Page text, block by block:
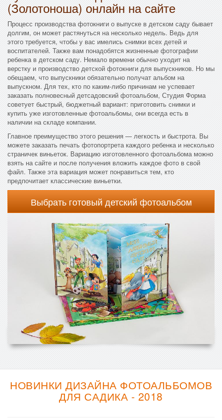
(Золотоноша) онлайн на сайте
Процесс производства фотокниги о выпуске в детском саду бывает
долгим, он может растянуться на несколько недель. Ведь для
этого требуется, чтобы у вас имелись снимки всех детей и
воспитателей. Также вам понадобятся жизненные фотографии
ребенка в детском саду. Немало времени обычно уходит на
верстку и производство детской фотокниги для выпускников. Но мы
обещаем, что выпускники обязательно получат альбом на
выпускном. Для тех, кто по каким-либо причинам не успевает
заказать полновесный детсадовский фотоальбом, Студия Форма
советует быстрый, бюджетный вариант: приготовить снимки и
купить уже изготовленные фотоальбомы, они всегда есть в
наличии на складе компании.
Главное преимущество этого решения — легкость и быстрота. Вы
можете заказать печать фотопортрета каждого ребенка и несколько
страничек виньеток. Вариацию изготовленного фотоальбома можно
взять на сайте и после получения вложить каждое фото в свой
файл. Также эта вариация может понравиться тем, кто
предпочитает классические виньетки.
Выбрать готовый детский фотоальбом
НОВИНКИ ДИЗАЙНА ФОТОАЛЬБОМОВ
ДЛЯ САДИКА - 2018